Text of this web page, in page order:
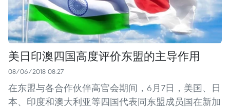
美日印澳四国高度评价东盟的主导作用
08/06/2018 08:27
在东盟与各合作伙伴高官会期间，6月7日，美国、日
本、印度和澳大利亚等四国代表同东盟成员国在新加